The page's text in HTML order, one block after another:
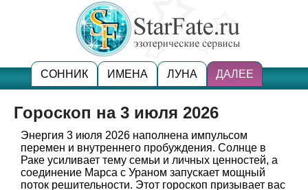
СОННИК ИМЕНА ЛУНА ДАЛЕЕ
Гороскоп на 3 июля 2026
Энергия 3 июля 2026 наполнена импульсом
перемен и внутреннего пробуждения. Солнце в
Раке усиливает тему семьи и личных ценностей, а
соединение Марса с Ураном запускает мощный
поток решительности. Этот гороскоп призывает вас